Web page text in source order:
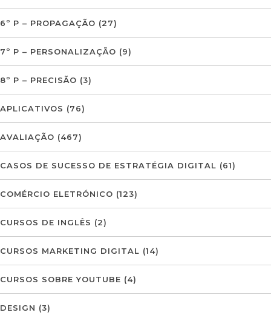
6º P – PROPAGAÇÃO (27)
7º P – PERSONALIZAÇÃO (9)
8º P – PRECISÃO (3)
APLICATIVOS (76)
AVALIAÇÃO (467)
CASOS DE SUCESSO DE ESTRATÉGIA DIGITAL (61)
COMÉRCIO ELETRÓNICO (123)
CURSOS DE INGLÊS (2)
CURSOS MARKETING DIGITAL (14)
CURSOS SOBRE YOUTUBE (4)
DESIGN (3)